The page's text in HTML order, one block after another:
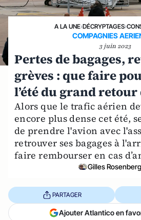
A LA UNE›DÉCRYPTAGES›
COMPAGNIES
3 juin 2023
Pertes de bagages,
grèves : que faire
l’été du grand retour
Alors que le trafic aérien
encore plus dense cet été,
de prendre l'avion avec
retrouver ses bagages à
faire rembourser en cas
Gilles
PARTAGER
Ajouter Atlantico en